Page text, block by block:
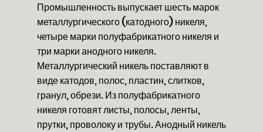
Промышленность выпускает шесть марок
металлургического (катодного) никеля,
четыре марки полуфабрикатного никеля и
три марки анодного никеля.
Металлургический никель поставляют в
виде катодов, полос, пластин, слитков,
гранул, обрези. Из полуфабрикатного
никеля готовят листы, полосы, ленты,
прутки, проволоку и трубы. Анодный никель